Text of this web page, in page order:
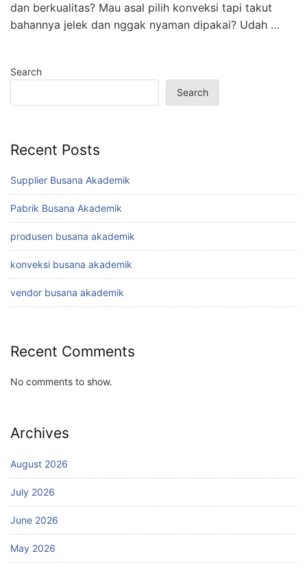
dan berkualitas? Mau asal pilih konveksi tapi takut
bahannya jelek dan nggak nyaman dipakai? Udah …
Search
Search
Recent Posts
Supplier Busana Akademik
Pabrik Busana Akademik
produsen busana akademik
konveksi busana akademik
vendor busana akademik
Recent Comments
No comments to show.
Archives
August 2026
July 2026
June 2026
May 2026